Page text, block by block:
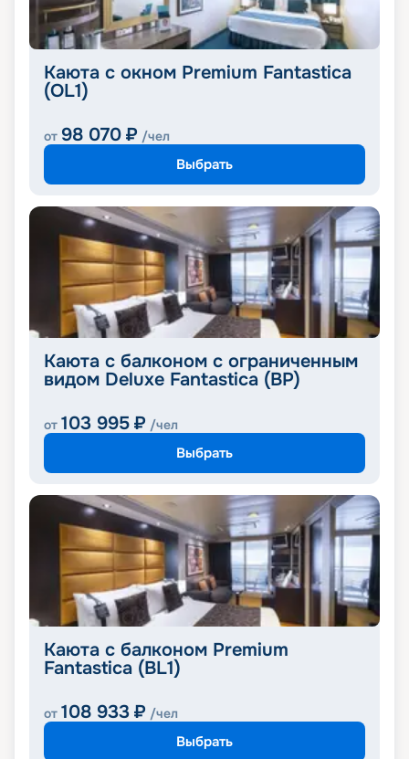
Каюта с окном Premium Fantastica
(OL1)
от 98 070 ₽ /чел
Выбрать
Каюта с балконом с ограниченным
видом Deluxe Fantastica (BP)
от 103 995 ₽ /чел
Выбрать
Каюта с балконом Premium
Fantastica (BL1)
от 108 933 ₽ /чел
Выбрать